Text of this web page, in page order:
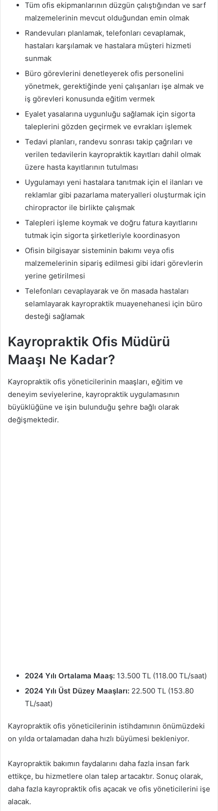
Tüm ofis ekipmanlarının düzgün çalıştığından ve sarf
malzemelerinin mevcut olduğundan emin olmak
Randevuları planlamak, telefonları cevaplamak,
hastaları karşılamak ve hastalara müşteri hizmeti
sunmak
Büro görevlerini denetleyerek ofis personelini
yönetmek, gerektiğinde yeni çalışanları işe almak ve
iş görevleri konusunda eğitim vermek
Eyalet yasalarına uygunluğu sağlamak için sigorta
taleplerini gözden geçirmek ve evrakları işlemek
Tedavi planları, randevu sonrası takip çağrıları ve
verilen tedavilerin kayropraktik kayıtları dahil olmak
üzere hasta kayıtlarının tutulması
Uygulamayı yeni hastalara tanıtmak için el ilanları ve
reklamlar gibi pazarlama materyalleri oluşturmak için
chiropractor ile birlikte çalışmak
Talepleri işleme koymak ve doğru fatura kayıtlarını
tutmak için sigorta şirketleriyle koordinasyon
Ofisin bilgisayar sisteminin bakımı veya ofis
malzemelerinin sipariş edilmesi gibi idari görevlerin
yerine getirilmesi
Telefonları cevaplayarak ve ön masada hastaları
selamlayarak kayropraktik muayenehanesi için büro
desteği sağlamak
Kayropraktik Ofis Müdürü
Maaşı Ne Kadar?
Kayropraktik ofis yöneticilerinin maaşları, eğitim ve
deneyim seviyelerine, kayropraktik uygulamasının
büyüklüğüne ve işin bulunduğu şehre bağlı olarak
değişmektedir.
2024 Yılı Ortalama Maaş: 13.500 TL (118.00 TL/saat)
2024 Yılı Üst Düzey Maaşları: 22.500 TL (153.80
TL/saat)
Kayropraktik ofis yöneticilerinin istihdamının önümüzdeki
on yılda ortalamadan daha hızlı büyümesi bekleniyor.
Kayropraktik bakımın faydalarını daha fazla insan fark
ettikçe, bu hizmetlere olan talep artacaktır. Sonuç olarak,
daha fazla kayropraktik ofis açacak ve ofis yöneticilerini işe
alacak.